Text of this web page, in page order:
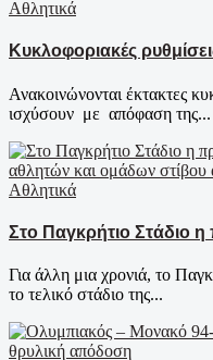
Αθλητικά
Κυκλοφοριακές
Ανακοινώνονται έκτακτες
ισχύσουν με απόφαση της...
Αθλητικά
Στο Παγκρήτιο Στάδιο
Για άλλη μια χρονιά, το
το τελικό στάδιο της...